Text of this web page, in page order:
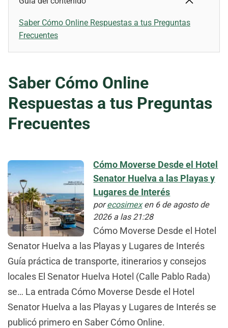
Saber Cómo Online Respuestas a tus Preguntas
Frecuentes
Saber Cómo Online
Respuestas a tus Preguntas
Frecuentes
Cómo Moverse Desde el Hotel
Senator Huelva a las Playas y
Lugares de Interés
porecosimexen 6 de agosto de
2026 a las 21:28
Cómo Moverse Desde el Hotel
Senator Huelva a las Playas y Lugares de Interés
Guía práctica de transporte, itinerarios y consejos
locales El Senator Huelva Hotel (Calle Pablo Rada)
se… La entrada Cómo Moverse Desde el Hotel
Senator Huelva a las Playas y Lugares de Interés se
publicó primero en Saber Cómo Online.